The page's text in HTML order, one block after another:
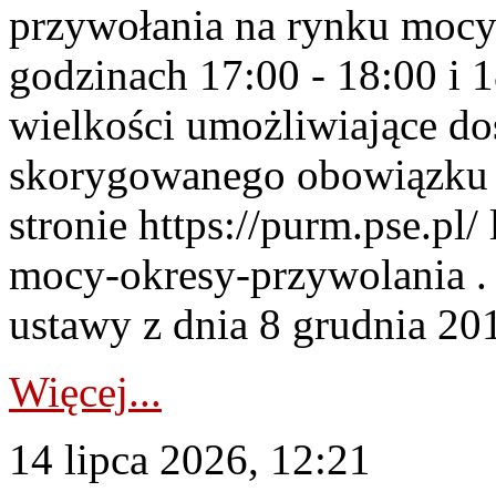
przywołania na rynku
godzinach 17:00 - 18:00 i
wielkości umożliwiające
skorygowanego
stronie https://
mocy-okresy-przywolania
ustawy z dnia 8 grudnia
Więcej...
14 lipca 2026, 12:21